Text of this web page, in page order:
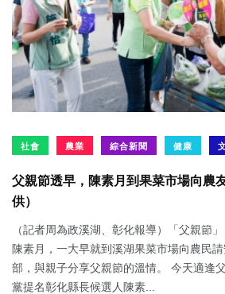
社會 農業 綜合新聞 健康
父親節透早，陳素月到果菜市場向農
供）
（記者周為政溪湖、彰化報導）「父親節
陳素月，一大早就到溪湖果菜市場向農民
部，與親子分享父親節的溫情。 今天適逢
黨提名彰化縣長候選人陳素...